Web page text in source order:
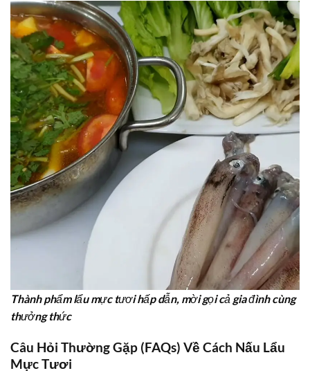
Thành phẩm lẩu mực tươi hấp dẫn, mời gọi cả gia đình cùng
thưởng thức
Câu Hỏi Thường Gặp (FAQs) Về Cách Nấu Lẩu
Mực Tươi